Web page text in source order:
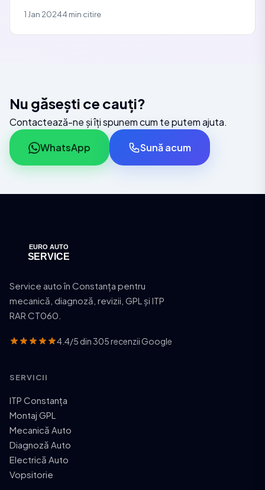
127.
1 Jan 20244 min citire
Nu găsești ce cauți?
Contactează-ne și îți spunem cum te putem ajuta.
WhatsApp Sună acum
Service auto în Constanța pentru
mecanică, diagnoză, revizii, GPL și ITP
RAR CT060.
4.4/5 din 305 recenzii Google
SERVICII
ITP Constanța
Montaj GPL
Mecanică Auto
Diagnoză Auto
Electrică Auto
Vopsitorie